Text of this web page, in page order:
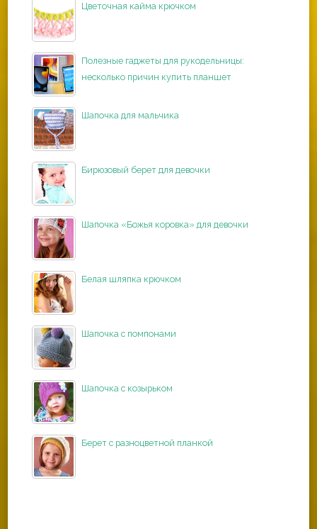
Цветочная кайма крючком
Полезные гаджеты для рукодельницы:
несколько причин купить планшет
Шапочка для мальчика
Бирюзовый берет для девочки
Шапочка «Божья коровка» для девочки
Белая шляпка крючком
Шапочка с помпонами
Шапочка с козырьком
Берет с разноцветной планкой